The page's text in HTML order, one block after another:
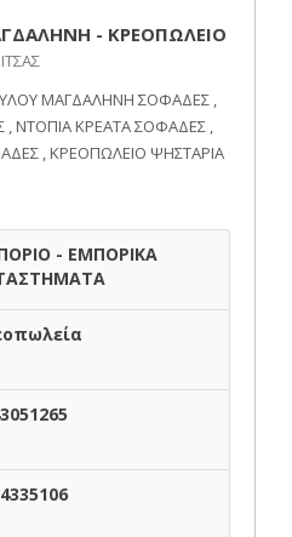
- ΚΡΕΟΠΩΛΕΙΟ
ΜΑΓΔΑΛΗΝΗ ΣΟΦΑΔΕΣ ,
ΝΤΟΠΙΑ ΚΡΕΑΤΑ ΣΟΦΑΔΕΣ ,
, ΚΡΕΟΠΩΛΕΙΟ ΨΗΣΤΑΡΙΑ
- ΕΜΠΟΡΙΚΑ